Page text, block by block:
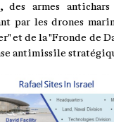
des armes
par les drones
et de la "Fronde de
antimissile